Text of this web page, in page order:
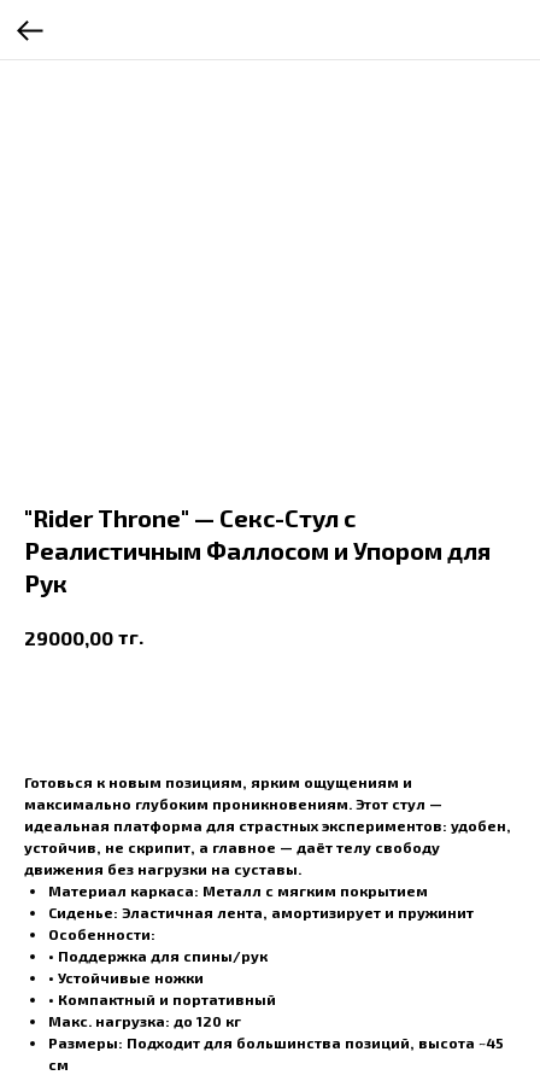
"Rider Throne" — Секс-Стул с
Реалистичным Фаллосом и Упором для
Рук
29000,00 тг.
Готовься к новым позициям, ярким ощущениям и
максимально глубоким проникновениям. Этот стул —
идеальная платформа для страстных экспериментов: удобен,
устойчив, не скрипит, а главное — даёт телу свободу
движения без нагрузки на суставы.
Материал каркаса: Металл с мягким покрытием
Сиденье: Эластичная лента, амортизирует и пружинит
Особенности:
• Поддержка для спины/рук
• Устойчивые ножки
• Компактный и портативный
Макс. нагрузка: до 120 кг
Размеры: Подходит для большинства позиций, высота ~45
см